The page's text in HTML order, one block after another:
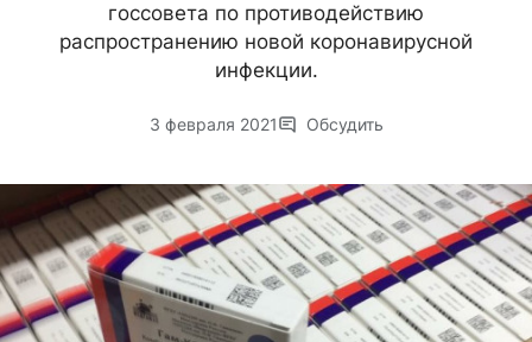
госсовета по противодействию
распространению новой коронавирусной
инфекции.
3 февраля 2021 Обсудить